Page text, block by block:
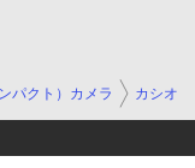
パクト）カメラ カシオ